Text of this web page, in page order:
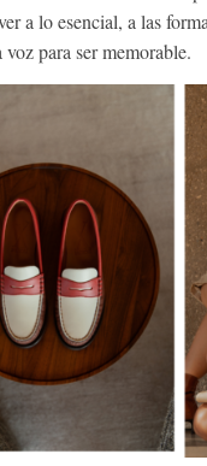
a lo esencial, a las
para ser memorable.